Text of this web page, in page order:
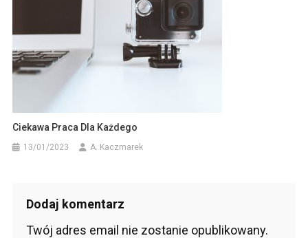
Ciekawa Praca Dla Każdego
13/01/2023 A. Kaczmarek
Dodaj komentarz
Twój adres email nie zostanie opublikowany.